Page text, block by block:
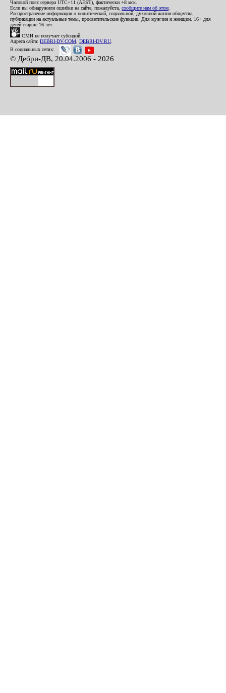
Часовой пояс сервера UTC+11 (AEST), фактически +8 мск.
Если вы обнаружили ошибки на сайте, пожалуйста, сообщите нам об этом
Распространение информации о политической, социальной, духовной жизни общества,
публикации на актуальные темы, просветительские функции. Для мужчин и женщин. 16+ для
детей старше 16 лет.
СМИ не получает субсидий.
Адреса сайта: DEBRI-DV.COM DEBRI-DV.RU
В социальных сетях:
© Дебри-ДВ, 20.04.2006 - 2026